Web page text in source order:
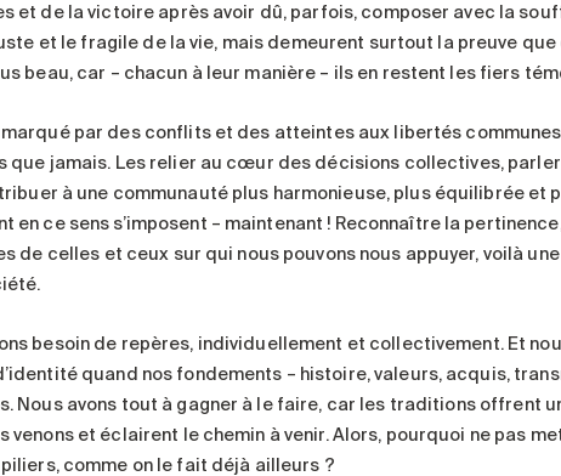
et de la victoire après avoir dû, parfois, composer avec la
et le fragile de la vie, mais demeurent surtout la preuve que
beau, car – chacun à leur manière – ils en restent les fiers
par des conflits et des atteintes aux libertés
que jamais. Les relier au cœur des décisions collectives, parler
à une communauté plus harmonieuse, plus équilibrée et
en ce sens s’imposent – maintenant ! Reconnaître la
de celles et ceux sur qui nous pouvons nous appuyer, voilà
besoin de repères, individuellement et collectivement. Et
quand nos fondements – histoire, valeurs, acquis,
Nous avons tout à gagner à le faire, car les traditions offrent
venons et éclairent le chemin à venir. Alors, pourquoi ne pas
comme on le fait déjà ailleurs ?